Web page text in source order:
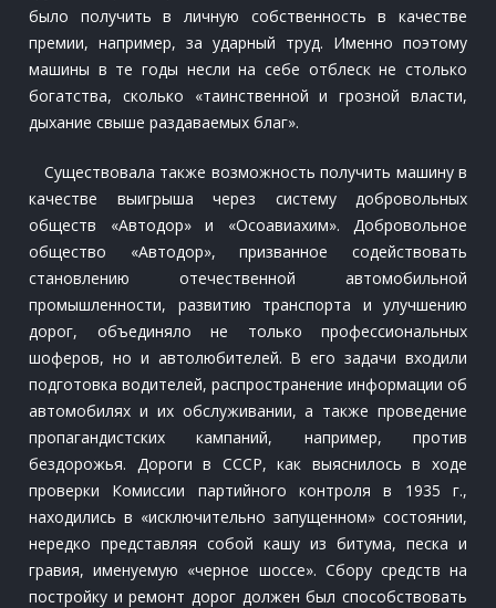
было получить в личную собственность в качестве
премии, например, за ударный труд. Именно поэтому
машины в те годы несли на себе отблеск не столько
богатства, сколько «таинственной и грозной власти,
дыхание свыше раздаваемых благ».
Существовала также возможность получить машину в
качестве выигрыша через систему добровольных
обществ «Автодор» и «Осоавиахим». Добровольное
общество «Автодор», призванное содействовать
становлению отечественной автомобильной
промышленности, развитию транспорта и улучшению
дорог, объединяло не только профессиональных
шоферов, но и автолюбителей. В его задачи входили
подготовка водителей, распространение информации об
автомобилях и их обслуживании, а также проведение
пропагандистских кампаний, например, против
бездорожья. Дороги в СССР, как выяснилось в ходе
проверки Комиссии партийного контроля в 1935 г.,
находились в «исключительно запущенном» состоянии,
нередко представляя собой кашу из битума, песка и
гравия, именуемую «черное шоссе». Сбору средств на
постройку и ремонт дорог должен был способствовать